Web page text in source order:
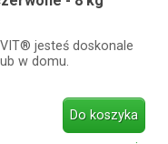
jesteś doskonale
w domu.
Do koszyka